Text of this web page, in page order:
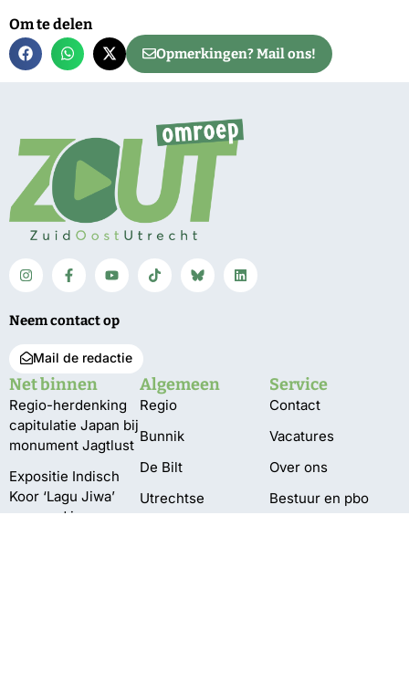
Om te delen
Opmerkingen? Mail ons!
Neem contact op
Mail de redactie
Net binnen
Regio-herdenking
capitulatie Japan bij
monument Jagtlust
Expositie Indisch
Koor ‘Lagu Jiwa’
geopend in
Algemeen
Regio
Bunnik
De Bilt
Utrechtse
Heuvelrug
Service
Contact
Vacatures
Over ons
Bestuur en pbo